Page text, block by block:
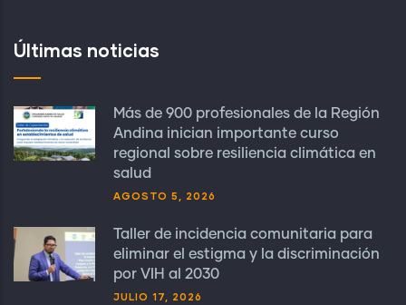
Últimas noticias
Más de 900 profesionales de la Región
Andina inician importante curso
regional sobre resiliencia climática en
salud
AGOSTO 5, 2026
Taller de incidencia comunitaria para
eliminar el estigma y la discriminación
por VIH al 2030
JULIO 17, 2026